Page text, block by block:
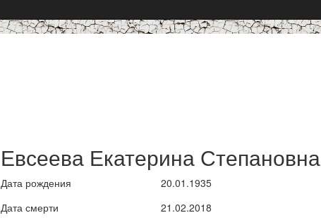
Евсеева Екатерина Степановна
Дата рождения
20.01.1935
Дата смерти
21.02.2018